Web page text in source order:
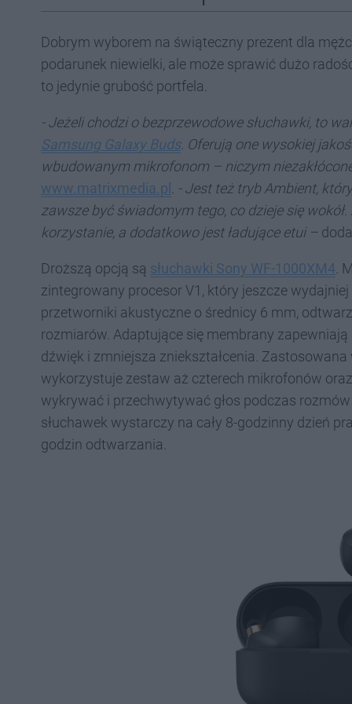
Dobrym wyborem na świąteczny prezent dla
podarunek niewielki, ale może sprawić dużo
to jedynie grubość portfela.
- Jeżeli chodzi o bezprzewodowe słuchawki, to
Samsung Galaxy Buds. Oferują one wysokiej
wbudowanym mikrofonom – niczym
www.matrixmedia.pl - Jest też tryb Ambient,
zawsze być świadomym tego, co dzieje się
korzystanie, a dodatkowo jest ładujące etui –
Droższą opcją są słuchawki Sony WF-1000XM4 .
zintegrowany procesor V1, który jeszcze
przetworniki akustyczne o średnicy 6 mm,
rozmiarów. Adaptujące się membrany
dźwięk i zmniejsza zniekształcenia.
wykorzystuje zestaw aż czterech mikrofonów
wykrywać i przechwytywać głos podczas
słuchawek wystarczy na cały 8-godzinny dzień
godzin odtwarzania.